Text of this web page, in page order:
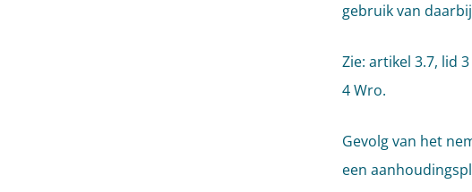
gebruik van
Zie: artikel 3.7, lid
4 Wro.
Gevolg van het
een